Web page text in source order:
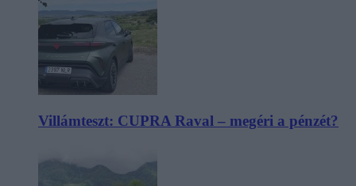
Villámteszt: CUPRA Raval – megéri a pénzét?